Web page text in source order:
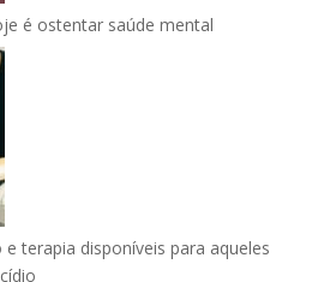
é ostentar saúde mental
terapia disponíveis para aqueles